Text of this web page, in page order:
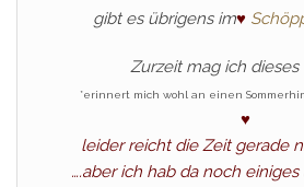
gibt es übrigens im♥
Zurzeit mag ich dieses
*erinnert mich wohl an einen
♥
leider reicht die Zeit gerade
….aber ich hab da noch